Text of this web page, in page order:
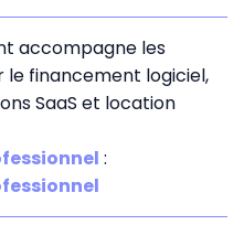
accompagne les
financement logiciel,
SaaS et location
: